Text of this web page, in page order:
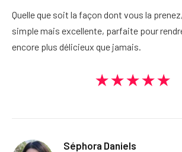
Quelle que soit la façon dont vous la
simple mais excellente, parfaite pour
encore plus délicieux que jamais.
★★★★★
Séphora Daniels